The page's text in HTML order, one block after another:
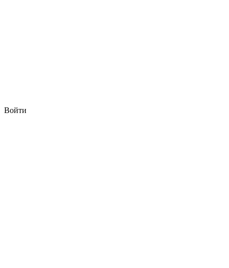
Войти